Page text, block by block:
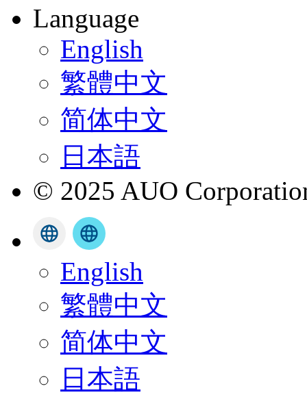
Language
English
繁體中文
简体中文
日本語
© 2025 AUO
English
繁體中文
简体中文
日本語